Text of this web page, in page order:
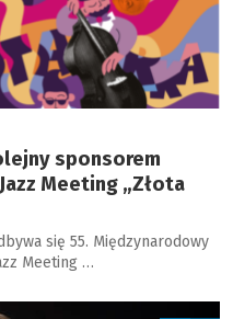
sponsorem
Meeting „Złota
się 55. Międzynarodowy
Meeting …